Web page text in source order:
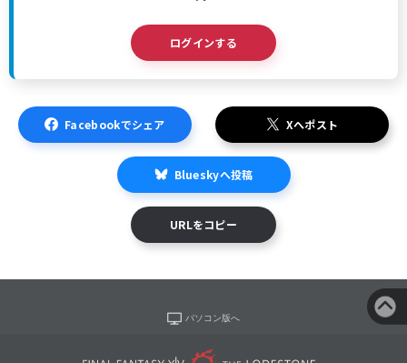
ログインする
Facebookでシェア Xへポスト
Blueskyへ投稿
URLをコピー
パソコン版へ